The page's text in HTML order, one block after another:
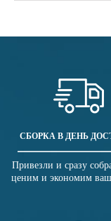
СБОРКА В ДЕНЬ
Привезли и сразу
ценим и экономим